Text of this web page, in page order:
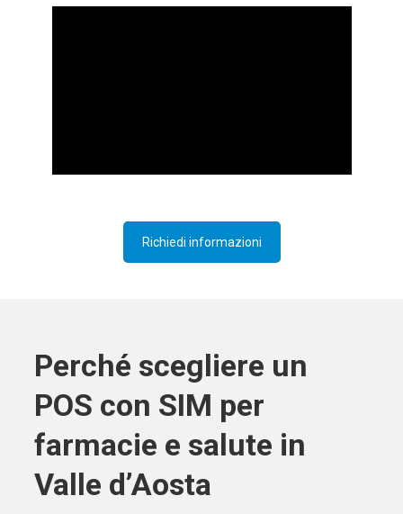
Richiedi informazioni
Perché scegliere un
POS con SIM per
farmacie e salute in
Valle d’Aosta